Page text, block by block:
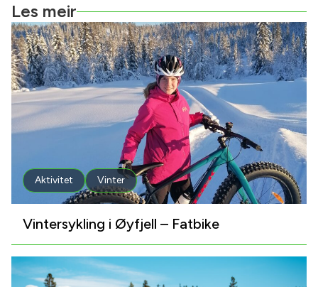
Les meir
Aktivitet Vinter
Vintersykling i Øyfjell – Fatbike